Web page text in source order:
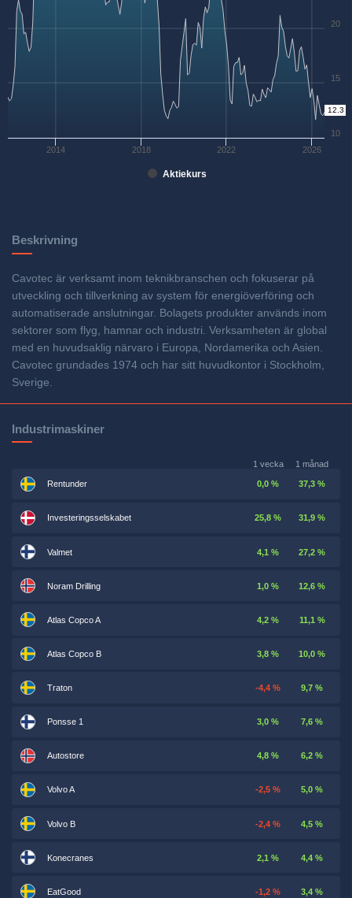
Aktiekurs
2014 2018 2022 2026
10
15
20
12.3
Beskrivning
Cavotec är verksamt inom teknikbranschen och fokuserar på
utveckling och tillverkning av system för energiöverföring och
automatiserade anslutningar. Bolagets produkter används inom
sektorer som flyg, hamnar och industri. Verksamheten är global
med en huvudsaklig närvaro i Europa, Nordamerika och Asien.
Cavotec grundades 1974 och har sitt huvudkontor i Stockholm,
Sverige.
Industrimaskiner
1 vecka 1 månad
Rentunder 0,0 % 37,3 %
Investeringsselskabet 25,8 % 31,9 %
Valmet 4,1 % 27,2 %
Noram Drilling 1,0 % 12,6 %
Atlas Copco A 4,2 % 11,1 %
Atlas Copco B 3,8 % 10,0 %
Traton -4,4 % 9,7 %
Ponsse 1 3,0 % 7,6 %
Autostore 4,8 % 6,2 %
Volvo A -2,5 % 5,0 %
Volvo B -2,4 % 4,5 %
Konecranes 2,1 % 4,4 %
EatGood -1,2 % 3,4 %